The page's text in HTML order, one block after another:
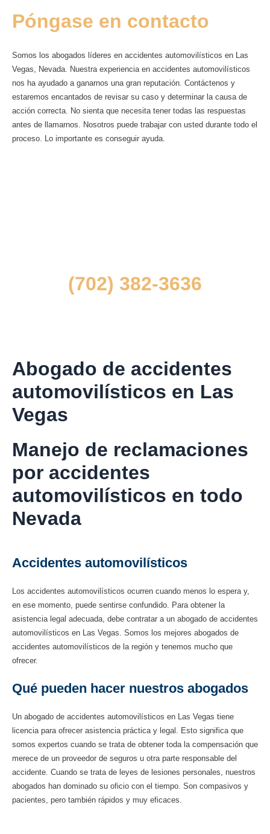
Póngase en contacto
Somos los abogados líderes en accidentes automovilísticos en Las
Vegas, Nevada. Nuestra experiencia en accidentes automovilísticos
nos ha ayudado a ganarnos una gran reputación. Contáctenos y
estaremos encantados de revisar su caso y determinar la causa de
acción correcta. No sienta que necesita tener todas las respuestas
antes de llamarnos. Nosotros puede trabajar con usted durante todo el
proceso. Lo importante es conseguir ayuda.
(702) 382-3636
Abogado de accidentes
automovilísticos en Las
Vegas
Manejo de reclamaciones
por accidentes
automovilísticos en todo
Nevada
Accidentes automovilísticos
Los accidentes automovilísticos ocurren cuando menos lo espera y,
en ese momento, puede sentirse confundido. Para obtener la
asistencia legal adecuada, debe contratar a un abogado de accidentes
automovilísticos en Las Vegas. Somos los mejores abogados de
accidentes automovilísticos de la región y tenemos mucho que
ofrecer.
Qué pueden hacer nuestros abogados
Un abogado de accidentes automovilísticos en Las Vegas tiene
licencia para ofrecer asistencia práctica y legal. Esto significa que
somos expertos cuando se trata de obtener toda la compensación que
merece de un proveedor de seguros u otra parte responsable del
accidente. Cuando se trata de leyes de lesiones personales, nuestros
abogados han dominado su oficio con el tiempo. Son compasivos y
pacientes, pero también rápidos y muy eficaces.